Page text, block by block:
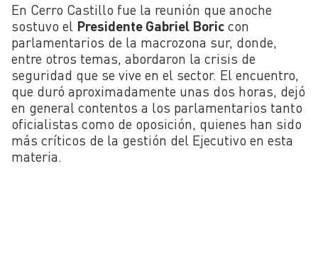
En Cerro Castillo fue la reunión que anoche
sostuvo el Presidente Gabriel Boric con
parlamentarios de la macrozona sur, donde,
entre otros temas, abordaron la crisis de
seguridad que se vive en el sector. El encuentro,
que duró aproximadamente unas dos horas, dejó
en general contentos a los parlamentarios tanto
oficialistas como de oposición, quienes han sido
más críticos de la gestión del Ejecutivo en esta
materia.